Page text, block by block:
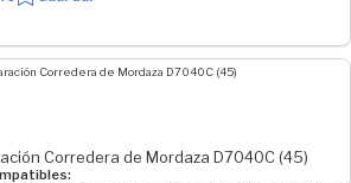
Corredera de Mordaza D7040C (45)